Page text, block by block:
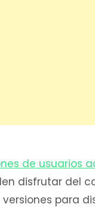
de usuarios
disfrutar del
para